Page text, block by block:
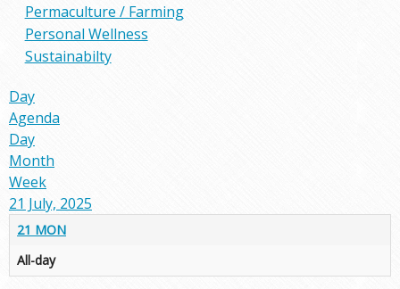
Permaculture / Farming
Personal Wellness
Sustainabilty
Day
Agenda
Day
Month
Week
21 July, 2025
21 MON
All-day